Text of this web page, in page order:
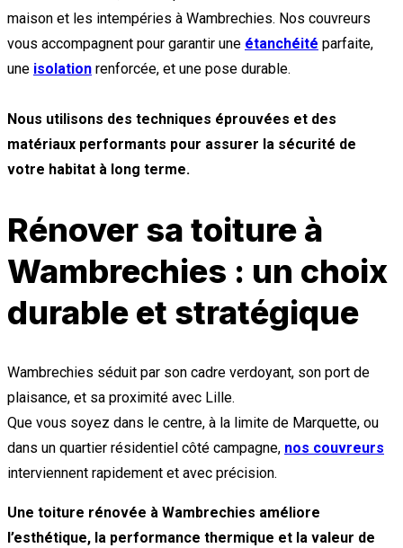
maison et les intempéries à Wambrechies. Nos couvreurs
vous accompagnent pour garantir une étanchéité parfaite,
une isolation renforcée, et une pose durable.
Nous utilisons des techniques éprouvées et des
matériaux performants pour assurer la sécurité de
votre habitat à long terme.
Rénover sa toiture à
Wambrechies : un choix
durable et stratégique
Wambrechies séduit par son cadre verdoyant, son port de
plaisance, et sa proximité avec Lille.
Que vous soyez dans le centre, à la limite de Marquette, ou
dans un quartier résidentiel côté campagne, nos couvreurs
interviennent rapidement et avec précision.
Une toiture rénovée à Wambrechies améliore
l’esthétique, la performance thermique et la valeur de